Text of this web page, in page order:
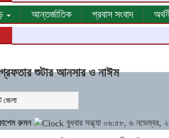
আন্তর্জাতিক প্রবাস সংবাদ
শুটার আনসার ও নাঈম
জেলা
রুমন
বুধবার সন্ধ্যা ০৬:৫৮, ৬ নভেম্বর,